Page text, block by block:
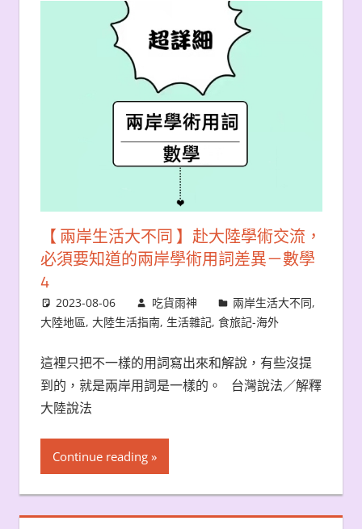
【 兩岸生活大不同 】赴大陸學術交流，
必須要知道的兩岸學術用詞差異－數學
4
2023-08-06 吃貨雨神 兩岸生活大不同,
大陸地區, 大陸生活指南, 生活雜記, 食旅記-海外
這裡只把不一樣的用詞寫出來和解說，有些沒提
到的，就是兩岸用詞是一樣的。 台灣說法／解釋
大陸說法
Continue reading